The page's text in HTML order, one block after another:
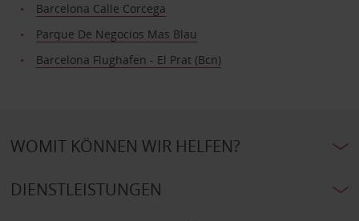
Barcelona Calle Corcega
Parque De Negocios Mas Blau
Barcelona Flughafen - El Prat (Bcn)
WOMIT KÖNNEN WIR HELFEN?
DIENSTLEISTUNGEN